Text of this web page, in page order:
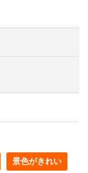
景色がきれい